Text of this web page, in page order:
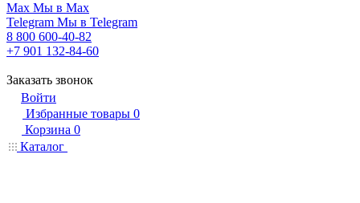
Max Мы в Max
Telegram Мы в Telegram
8 800 600-40-82
+7 901 132-84-60
Заказать звонок
Войти
Избранные товары 0
Корзина 0
Каталог